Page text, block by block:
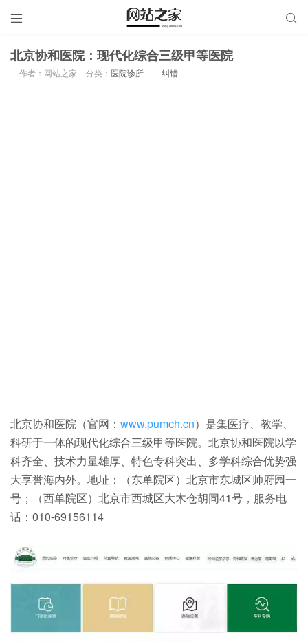
 
北京协和医院：现代化综合三级甲等医院
作者：网站之家 分类： 医院诊所 纠错
北京协和医院（官网： www.pumch.cn）是集医疗、教学、
科研于一体的现代化综合三级甲等医院。北京协和医院以学
科齐全、技术力量雄厚、特色专科突出、多学科综合优势强
大享誉海内外。地址：（东单院区）北京市东城区帅府园一
号；（西单院区）北京市西城区大木仓胡同41号，服务电
话：010-69156114